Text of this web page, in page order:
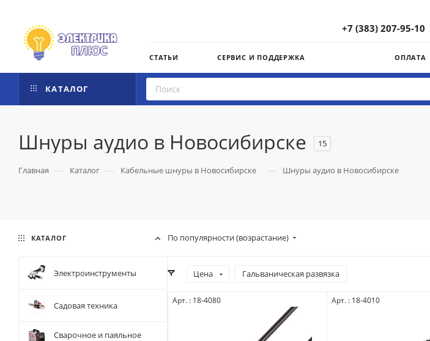
+7 (383) 207-95-10
СТАТЬИ СЕРВИС И ПОДДЕРЖКА ОПЛАТА
КАТАЛОГ
Шнуры аудио в Новосибирске 15
Главная — Каталог — Кабельные шнуры в Новосибирске — Шнуры аудио в Новосибирске
По популярности (возрастание)
Цена Гальваническая развязка
Арт. : 18-4080 Арт. : 18-4010
КАТАЛОГ
Электроинструменты
Садовая техника
Сварочное и паяльное